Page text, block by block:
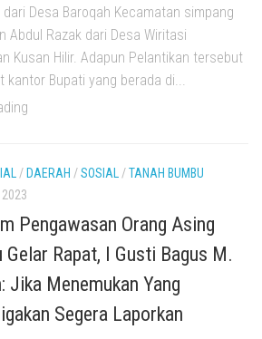
dari Desa Baroqah Kecamatan simpang
Abdul Razak dari Desa Wiritasi
Kusan Hilir. Adapun Pelantikan tersebut
kantor Bupati yang berada di...
/ DAERAH /SOSIAL /TANAH BUMBU
2023
Pengawasan Orang Asing
Gelar Rapat, I Gusti Bagus M.
Jika Menemukan Yang
Segera Laporkan